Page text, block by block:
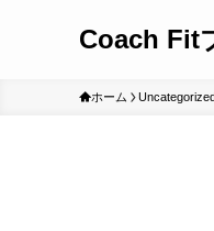
Coach Fit
ホーム